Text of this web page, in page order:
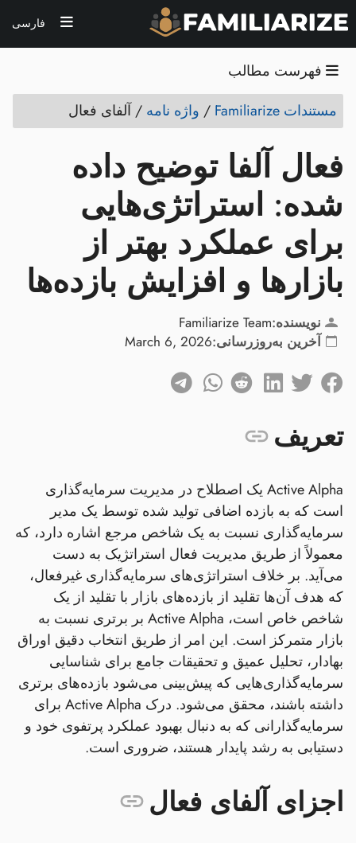
فارسی
فهرست مطالب
مستندات Familiarize
/ واژه نامه /آلفای فعال
فعال آلفا توضیح داده
شده: استراتژی‌هایی
برای عملکرد بهتر از
بازارها و افزایش بازده‌ها
نویسنده:Familiarize Team
آخرین به‌روزرسانی:March 6, 2026
تعریف
Active Alpha یک اصطلاح در مدیریت سرمایه‌گذاری
است که به بازده اضافی تولید شده توسط یک مدیر
سرمایه‌گذاری نسبت به یک شاخص مرجع اشاره دارد، که
معمولاً از طریق مدیریت فعال استراتژیک به دست
می‌آید. بر خلاف استراتژی‌های سرمایه‌گذاری غیرفعال،
که هدف آن‌ها تقلید از بازده‌های بازار با تقلید از یک
شاخص خاص است، Active Alpha بر برتری نسبت به
بازار متمرکز است. این امر از طریق انتخاب دقیق اوراق
بهادار، تحلیل عمیق و تحقیقات جامع برای شناسایی
سرمایه‌گذاری‌هایی که پیش‌بینی می‌شود بازده‌های برتری
داشته باشند، محقق می‌شود. درک Active Alpha برای
سرمایه‌گذارانی که به دنبال بهبود عملکرد پرتفوی خود و
دستیابی به رشد پایدار هستند، ضروری است.
اجزای آلفای فعال